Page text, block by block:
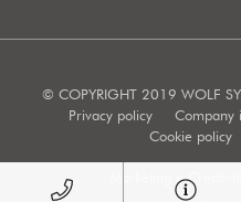
© COPYRIGHT 2019 WOLF
Privacy policy
Company
Cookie policy
Marketing e Creatività: